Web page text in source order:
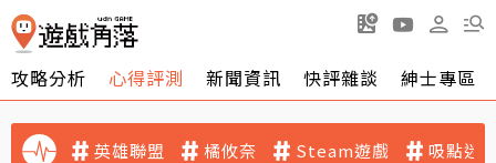
攻略分析 心得評測 新聞資訊 快評雜談 紳士專區
英雄聯盟 橘攸奈 Steam遊戲 吸點迷